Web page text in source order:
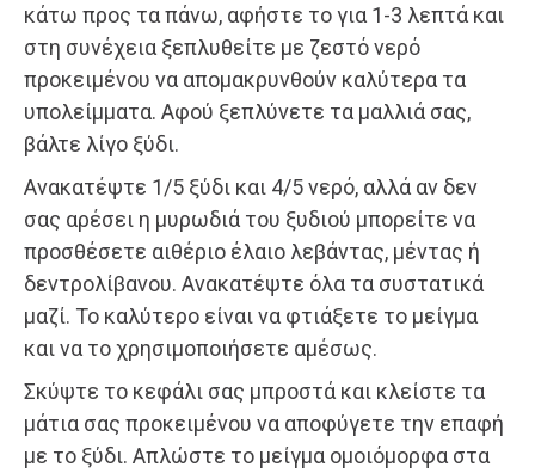
κάτω προς τα πάνω, αφήστε το για 1-3 λεπτά και
στη συνέχεια ξεπλυθείτε με ζεστό νερό
προκειμένου να απομακρυνθούν καλύτερα τα
υπολείμματα. Αφού ξεπλύνετε τα μαλλιά σας,
βάλτε λίγο ξύδι.
Ανακατέψτε 1/5 ξύδι και 4/5 νερό, αλλά αν δεν
σας αρέσει η μυρωδιά του ξυδιού μπορείτε να
προσθέσετε αιθέριο έλαιο λεβάντας, μέντας ή
δεντρολίβανου. Ανακατέψτε όλα τα συστατικά
μαζί. Το καλύτερο είναι να φτιάξετε το μείγμα
και να το χρησιμοποιήσετε αμέσως.
Σκύψτε το κεφάλι σας μπροστά και κλείστε τα
μάτια σας προκειμένου να αποφύγετε την επαφή
με το ξύδι. Απλώστε το μείγμα ομοιόμορφα στα